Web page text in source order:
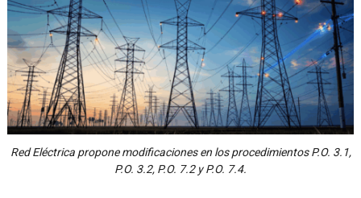
Red Eléctrica propone modificaciones en los procedimientos P.O. 3.1,
P.O. 3.2, P.O. 7.2 y P.O. 7.4.